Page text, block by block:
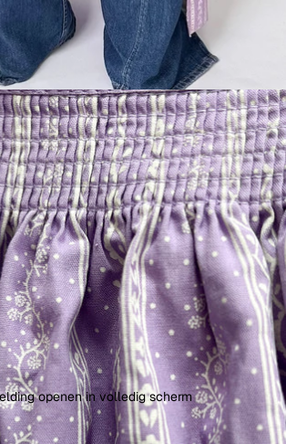
openen in volledig scherm